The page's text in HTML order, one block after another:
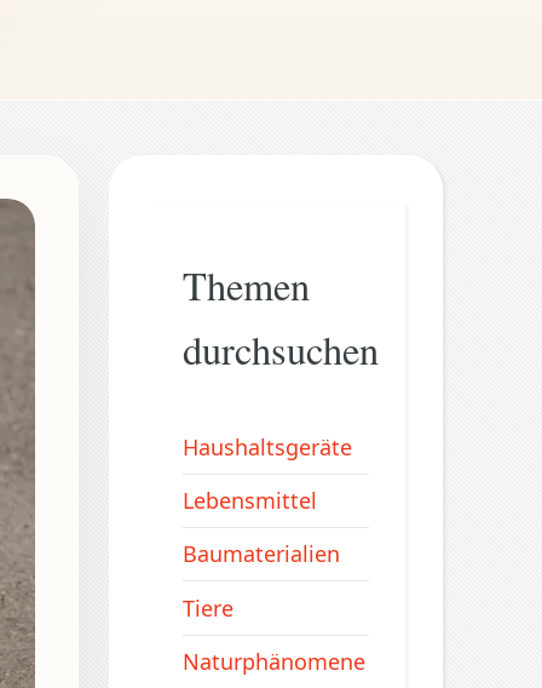
Themen
durchsuchen
Haushaltsgeräte
Lebensmittel
Baumaterialien
Tiere
Naturphänomene